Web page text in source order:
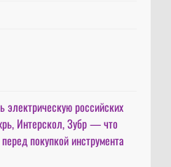
электрическую российских
Интерскол, Зубр — что
покупкой инструмента